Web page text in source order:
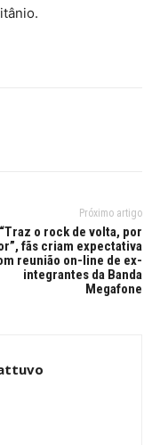
Próximo artigo
“Traz o rock de volta, por
fãs criam expectativa
reunião on-line de ex-
integrantes da Banda
Megafone